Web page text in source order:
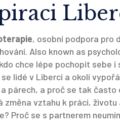
, osobní podpora pro
. Also known as
chce lépe pochopit sebe i
lidé v Liberci a okolí
párech, a proč se tak často
změna vztahu k práci,
Proč se s partnerem